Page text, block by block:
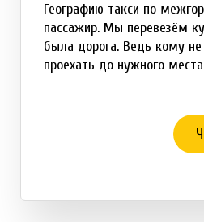
Географию такси по
пассажир. Мы перевезём
была дорога. Ведь кому не
проехать до нужного